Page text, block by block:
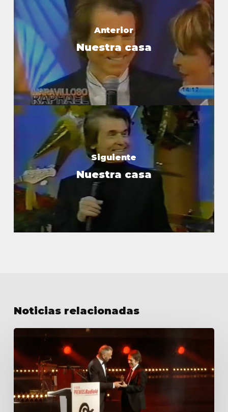
Anterior
Nuestra casa
Siguiente
Nuestra casa
Noticias relacionadas
Premios
Radiolé